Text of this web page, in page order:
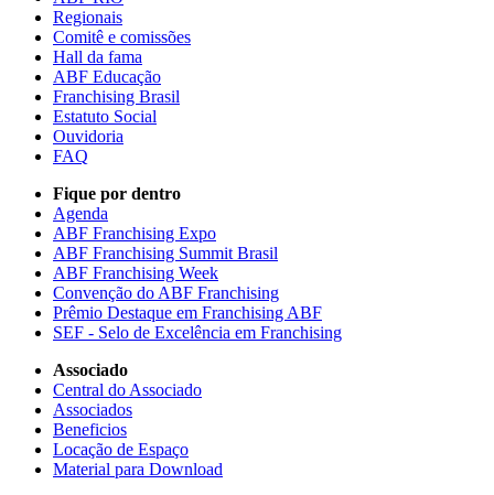
Regionais
Comitê e comissões
Hall da fama
ABF Educação
Franchising Brasil
Estatuto Social
Ouvidoria
FAQ
Fique por dentro
Agenda
ABF Franchising Expo
ABF Franchising Summit Brasil
ABF Franchising Week
Convenção do ABF Franchising
Prêmio Destaque em Franchising ABF
SEF - Selo de Excelência em Franchising
Associado
Central do Associado
Associados
Beneficios
Locação de Espaço
Material para Download